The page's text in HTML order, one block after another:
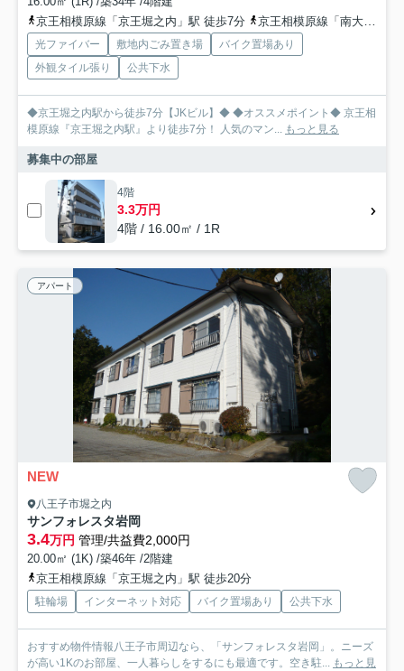
京王相模原線「京王堀之内」駅 徒歩7分
京王相模原線「南大沢」駅 徒歩24分
光ファイバー 敷地内ごみ置き場
バイク置場あり
外観タイル張り
公共下水
◆京王堀之内駅から徒歩7分【JKビル】◆ ◆オススメポイント◆ 京王相
模原線『京王堀之内駅』より徒歩7分！ 人気のマン...
もっと見る
募集中の部屋
4階
3.3万円
4階 / 16.00㎡ / 1R
アパート
NEW
八王子市堀之内
サンフォレスタ岩岡
3.4万円 管理/共益費2,000円
20.00㎡ (1K) /築46年 /2階建
京王相模原線「京王堀之内」駅 徒歩20分
駐輪場 インターネット対応 バイク置場あり 公共下水
おすすめ物件情報八王子市周辺なら、「サンフォレスタ岩岡」。ニーズ
が高い1Kのお部屋、一人暮らしをするにも最適です。空き駐...
もっと見